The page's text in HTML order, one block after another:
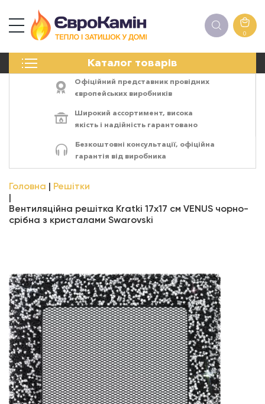
0
Каталог товарів
ПЕЧІ
ЕЛЕКТРОКАМІНИ
АКСЕСУАРИ
Офіційний представник провідних
європейських виробників
Широкий ассортимент, висока
якість і надійність гарантовано
Безкоштовні консультації, офіційна
гарантія від виробника
Головна Решітки
Вентиляційна решітка Kratki 17x17 см VENUS чорно-
срібна з кристалами Swarovski